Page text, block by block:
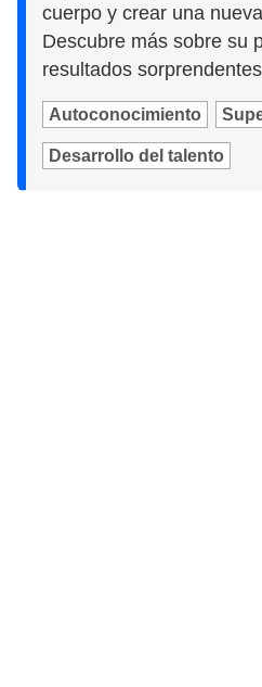
cuerpo y crear una
Descubre más sobre su
resultados
Autoconocimiento
Desarrollo del talento